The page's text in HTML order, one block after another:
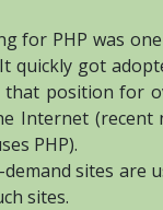
for PHP was
quickly got
that position for
Internet (recent
PHP).
sites are
sites.